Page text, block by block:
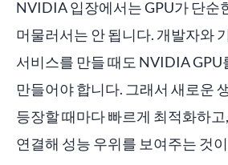
NVIDIA 입장에서는 GPU가 단순
머물러서는 안 됩니다. 개발자와
서비스를 만들 때도 NVIDIA GPU
만들어야 합니다. 그래서 새로운
등장할 때마다 빠르게 최적화하
연결해 성능 우위를 보여주는 것